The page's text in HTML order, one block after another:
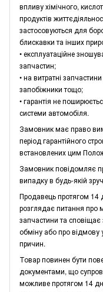
впливу хімічного,
продуктів
застосовуються для
блискавки та інших
• експлуатаційне
запчастин;
• на витратні
запобіжники тощо;
• гарантія не
системи автомобіля.
Замовник має право
період гарантійного
встановлених цим
Замовник повідомляє
випадку в будь-якій
Продавець протягом 14
розглядає питання про
запчастини та
обміну або про відмову
причин.
Товар повинен бути
документами, що
можливе протягом 14